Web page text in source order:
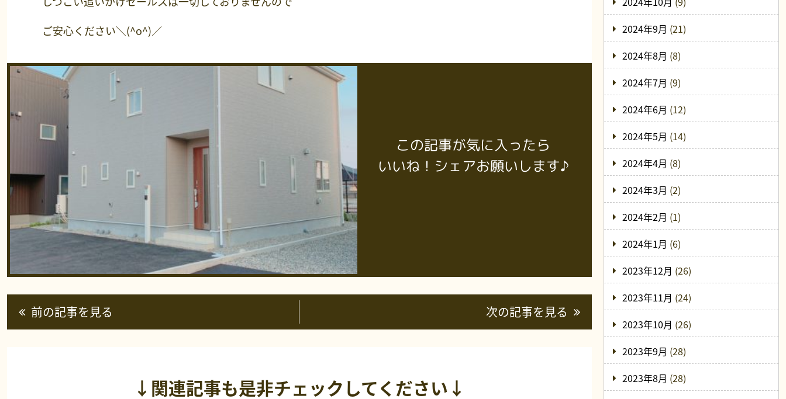
ご安心ください＼(^o^)／
この記事が気に入ったら
いいね！シェアお願いします♪
前の記事を見る 次の記事を見る
↓関連記事も是非チェックしてください↓
2024年9月 (21)
2024年8月 (8)
2024年7月 (9)
2024年6月 (12)
2024年5月 (14)
2024年4月 (8)
2024年3月 (2)
2024年2月 (1)
2024年1月 (6)
2023年12月 (26)
2023年11月 (24)
2023年10月 (26)
2023年9月 (28)
2023年8月 (28)